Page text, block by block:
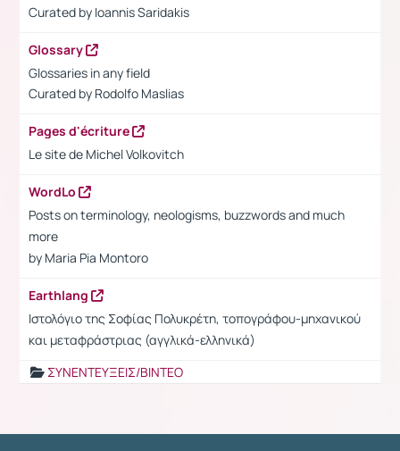
Curated by Ioannis Saridakis
Glossary
Glossaries in any field
Curated by Rodolfo Maslias
Pages d'écriture
Le site de Michel Volkovitch
WordLo
Posts on terminology, neologisms, buzzwords and much
more
by Maria Pia Montoro
Earthlang
Ιστολόγιο της Σοφίας Πολυκρέτη, τοπογράφου-μηχανικού
και μεταφράστριας (αγγλικά-ελληνικά)
ΣΥΝΕΝΤΕΥΞΕΙΣ/ΒΙΝΤΕΟ